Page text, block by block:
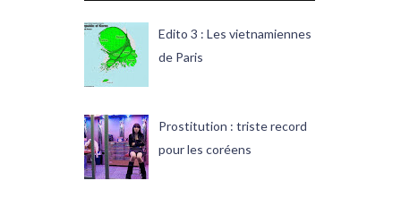
Edito 3 : Les vietnamiennes
de Paris
Prostitution : triste record
pour les coréens